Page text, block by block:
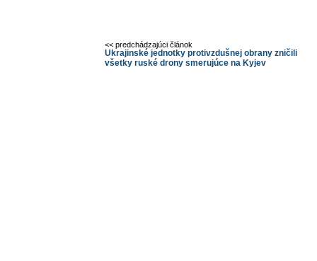
<< predchádzajúci článok
Ukrajinské jednotky protivzdušnej obrany zničili
všetky ruské drony smerujúce na Kyjev